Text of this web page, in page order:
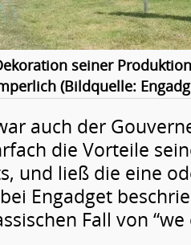
seiner
(Bildquelle:
auch der
die Vorteile
und ließ die eine
Engadget
Fall von “we